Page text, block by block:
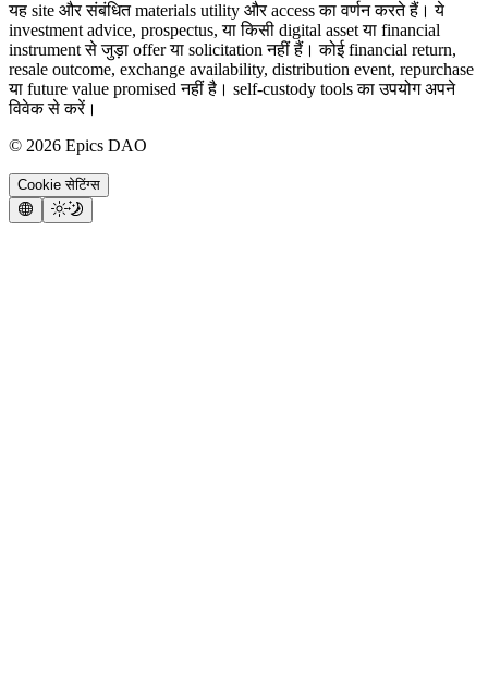
यह site और संबंधित materials utility और access का वर्णन करते हैं। ये
investment advice, prospectus, या किसी digital asset या financial
instrument से जुड़ा offer या solicitation नहीं हैं। कोई financial return,
resale outcome, exchange availability, distribution event, repurchase
या future value promised नहीं है। self-custody tools का उपयोग अपने
विवेक से करें।
© 2026 Epics DAO
Cookie सेटिंग्स